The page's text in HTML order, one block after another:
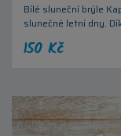
Bílé sluneční brýle
slunečné letní dny.
150 Kč